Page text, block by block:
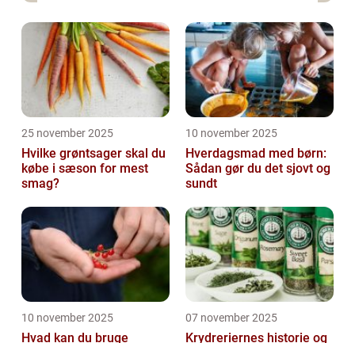
25 november 2025
Hvilke grøntsager skal du
købe i sæson for mest
smag?
10 november 2025
Hverdagsmad med børn:
Sådan gør du det sjovt og
sundt
10 november 2025
Hvad kan du bruge
07 november 2025
Krydreriernes historie og